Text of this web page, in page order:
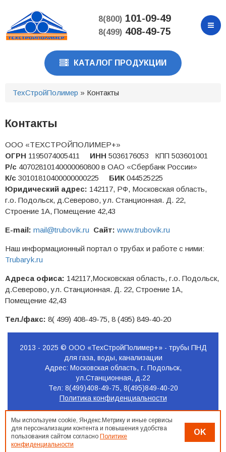
основному
содержанию
8(800)101-09-49
8(499)408-49-75
КАТАЛОГ ПРОДУКЦИИ
ТехСтройПолимер » Контакты
Контакты
ООО «ТЕХСТРОЙПОЛИМЕР+»
ОГРН 1195074005411 ИНН 5036176053 КПП 503601001
Р/с 40702810140000060800 в ОАО «Сбербанк России»
К/с 30101810400000000225 БИК 044525225
Юридический адрес: 142117, РФ, Московская область,
г.о. Подольск, д.Северово, ул. Станционная. Д. 22,
Строение 1А, Помещение 42,43
E-mail: mail@trubovik.ru Сайт: www.trubovik.ru
Наш информационный портал о трубах и работе с ними:
Trubaryk.ru
Адреса офиса: 142117,Московская область, г.о. Подольск,
д.Северово, ул. Станционная. Д. 22, Строение 1А,
Помещение 42,43
Тел./факс: 8( 499) 408-49-75, 8 (495) 849-40-20
2013 - 2025 © ООО «ТехСтройПолимер+» - трубы ПНД
для газа, воды, канализации
Адрес: Московская область, г. Подольск,
ул.Станционная, д.22
Тел: 8(499)408-49-75, 8(495)849-40-20
Политика конфиденциальности
Продвижение
сайта
Seo-
Мы используем cookie, Яндекс.Метрику и иные сервисы
для персонализации контента и повышения удобства
пользования сайтом согласно Политике
конфиденциальности
OK